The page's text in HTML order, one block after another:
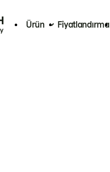
Ürün Fiyatlandırma